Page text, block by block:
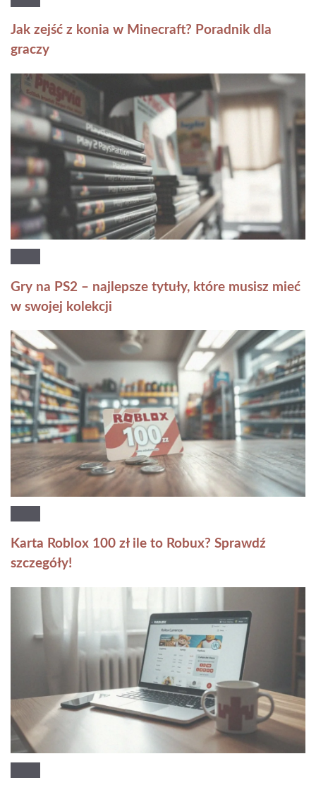
Jak zejść z konia w Minecraft? Poradnik dla
graczy
Gry na PS2 – najlepsze tytuły, które musisz mieć
w swojej kolekcji
Karta Roblox 100 zł ile to Robux? Sprawdź
szczegóły!